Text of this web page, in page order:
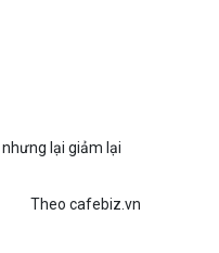
lại giảm lại
Theo cafebiz.vn